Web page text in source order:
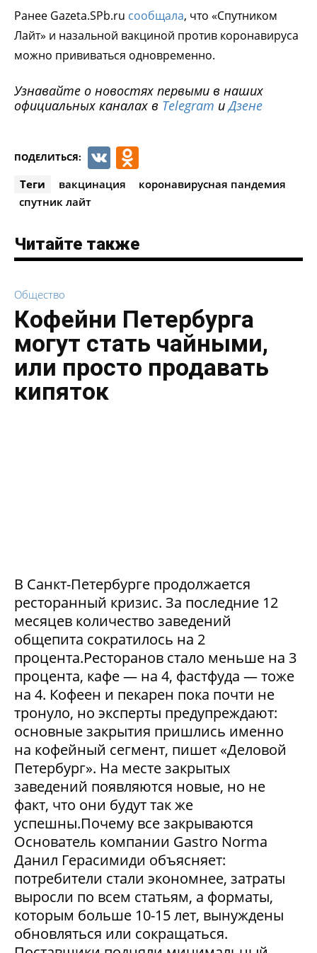
Ранее Gazeta.SPb.ru сообщала, что «Спутником
Лайт» и назальной вакциной против коронавируса
можно прививаться одновременно.
Узнавайте о новостях первыми в наших
официальных каналах в Telegram иДзене
ПОДЕЛИТЬСЯ: VK
Теги вакцинация
коронавирусная пандемия
спутник лайт
Читайте также
Общество
Кофейни Петербурга
могут стать чайными,
или просто продавать
кипяток
В Санкт-Петербурге продолжается
ресторанный кризис. За последние 12
месяцев количество заведений
общепита сократилось на 2
процента.Ресторанов стало меньше на 3
процента, кафе — на 4, фастфуда — тоже
на 4. Кофеен и пекарен пока почти не
тронуло, но эксперты предупреждают:
основные закрытия пришлись именно
на кофейный сегмент, пишет «Деловой
Петербург». На месте закрытых
заведений появляются новые, но не
факт, что они будут так же
успешны.Почему все закрываются
Основатель компании Gastro Norma
Данил Герасимиди объясняет:
потребители стали экономнее, затраты
выросли по всем статьям, а форматы,
которым больше 10-15 лет, вынуждены
обновляться или сокращаться.